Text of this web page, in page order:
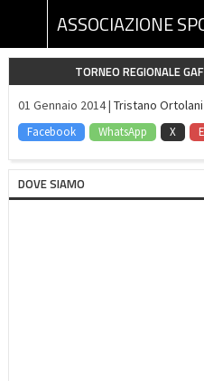
TORNEO REGIONALE
01 Gennaio 2014 | Tristano Ortolani
Facebook WhatsApp X
DOVE SIAMO